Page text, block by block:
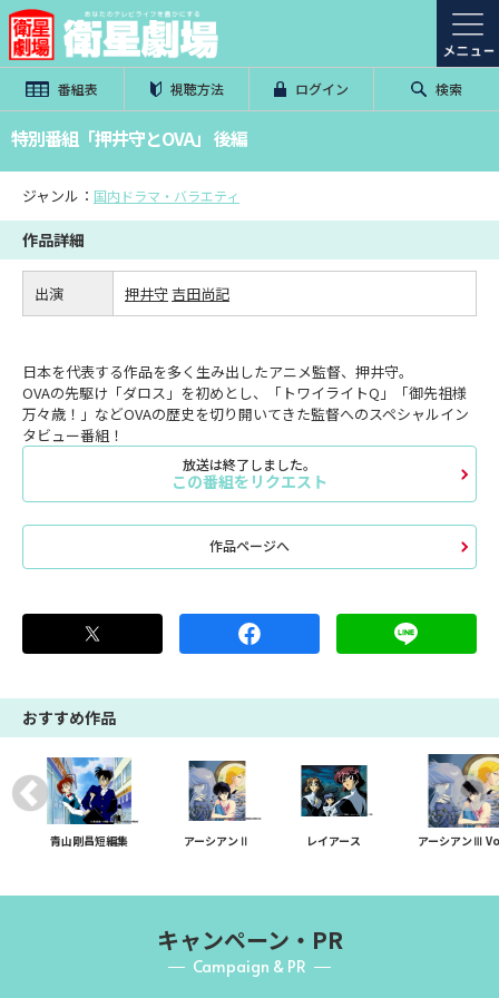
番組表 視聴方法 ログイン 検索
特別番組「押井守とOVA」 後編
ジャンル： 国内ドラマ・バラエティ
作品詳細
出演 押井守吉田尚記
日本を代表する作品を多く生み出したアニメ監督、押井守。
OVAの先駆け「ダロス」を初めとし、「トワイライトQ」「御先祖様
万々歳！」などOVAの歴史を切り開いてきた監督へのスペシャルイン
タビュー番組！
放送は終了しました。
この番組をリクエスト
作品ページへ
おすすめ作品
青山剛昌短編集 アーシアンⅡ レイアース アーシアンⅢ
キャンペーン・PR
Campaign & PR